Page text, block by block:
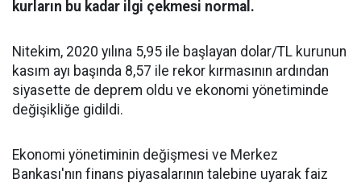
kurların bu kadar ilgi çekmesi normal.
Nitekim, 2020 yılına 5,95 ile başlayan dolar/TL kurunun
kasım ayı başında 8,57 ile rekor kırmasının ardından
siyasette de deprem oldu ve ekonomi yönetiminde
değişikliğe gidildi.
Ekonomi yönetiminin değişmesi ve Merkez
Bankası'nın finans piyasalarının talebine uyarak faiz